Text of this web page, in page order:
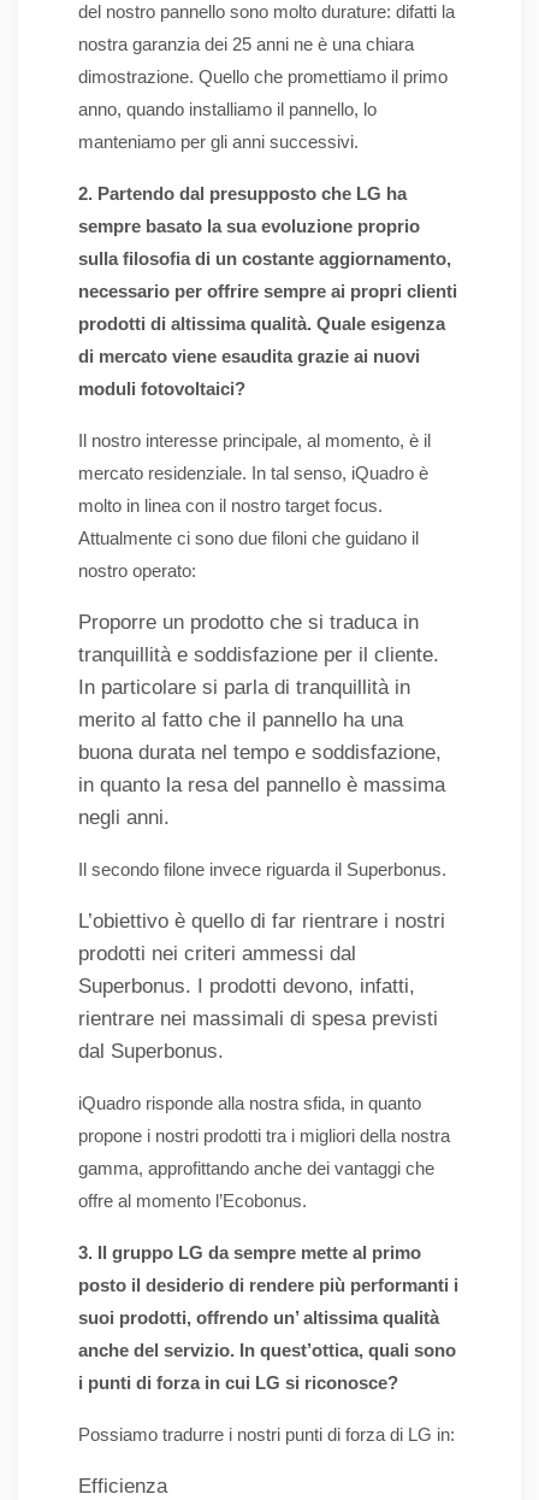
del nostro pannello sono molto durature: difatti la
nostra garanzia dei 25 anni ne è una chiara
dimostrazione. Quello che promettiamo il primo
anno, quando installiamo il pannello, lo
manteniamo per gli anni successivi.
2. Partendo dal presupposto che LG ha
sempre basato la sua evoluzione proprio
sulla filosofia di un costante aggiornamento,
necessario per offrire sempre ai propri clienti
prodotti di altissima qualità. Quale esigenza
di mercato viene esaudita grazie ai nuovi
moduli fotovoltaici?
Il nostro interesse principale, al momento, è il
mercato residenziale. In tal senso, iQuadro è
molto in linea con il nostro target focus.
Attualmente ci sono due filoni che guidano il
nostro operato:
Proporre un prodotto che si traduca in
tranquillità e soddisfazione per il cliente.
In particolare si parla di tranquillità in
merito al fatto che il pannello ha una
buona durata nel tempo e soddisfazione,
in quanto la resa del pannello è massima
negli anni.
Il secondo filone invece riguarda il Superbonus.
L’obiettivo è quello di far rientrare i nostri
prodotti nei criteri ammessi dal
Superbonus. I prodotti devono, infatti,
rientrare nei massimali di spesa previsti
dal Superbonus.
iQuadro risponde alla nostra sfida, in quanto
propone i nostri prodotti tra i migliori della nostra
gamma, approfittando anche dei vantaggi che
offre al momento l’Ecobonus.
3. Il gruppo LG da sempre mette al primo
posto il desiderio di rendere più performanti i
suoi prodotti, offrendo un’ altissima qualità
anche del servizio. In quest’ottica, quali sono
i punti di forza in cui LG si riconosce?
Possiamo tradurre i nostri punti di forza di LG in:
Efficienza